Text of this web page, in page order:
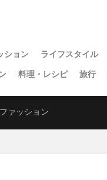
ション ライフスタイル
料理・レシピ 旅行
ファッション